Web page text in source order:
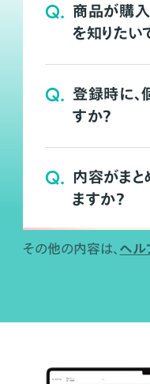
Q. 商品が購
を知りたい
Q. 登録時に
すか？
Q. 内容がまと
ますか？
その他の内容は、 ヘル